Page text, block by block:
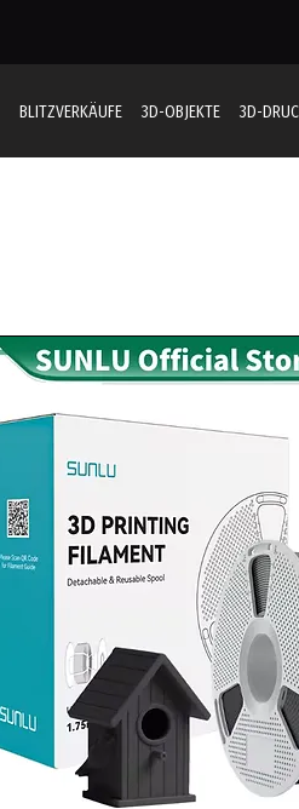
BLITZVERKÄUFE 3D-OBJEKTE 3D-